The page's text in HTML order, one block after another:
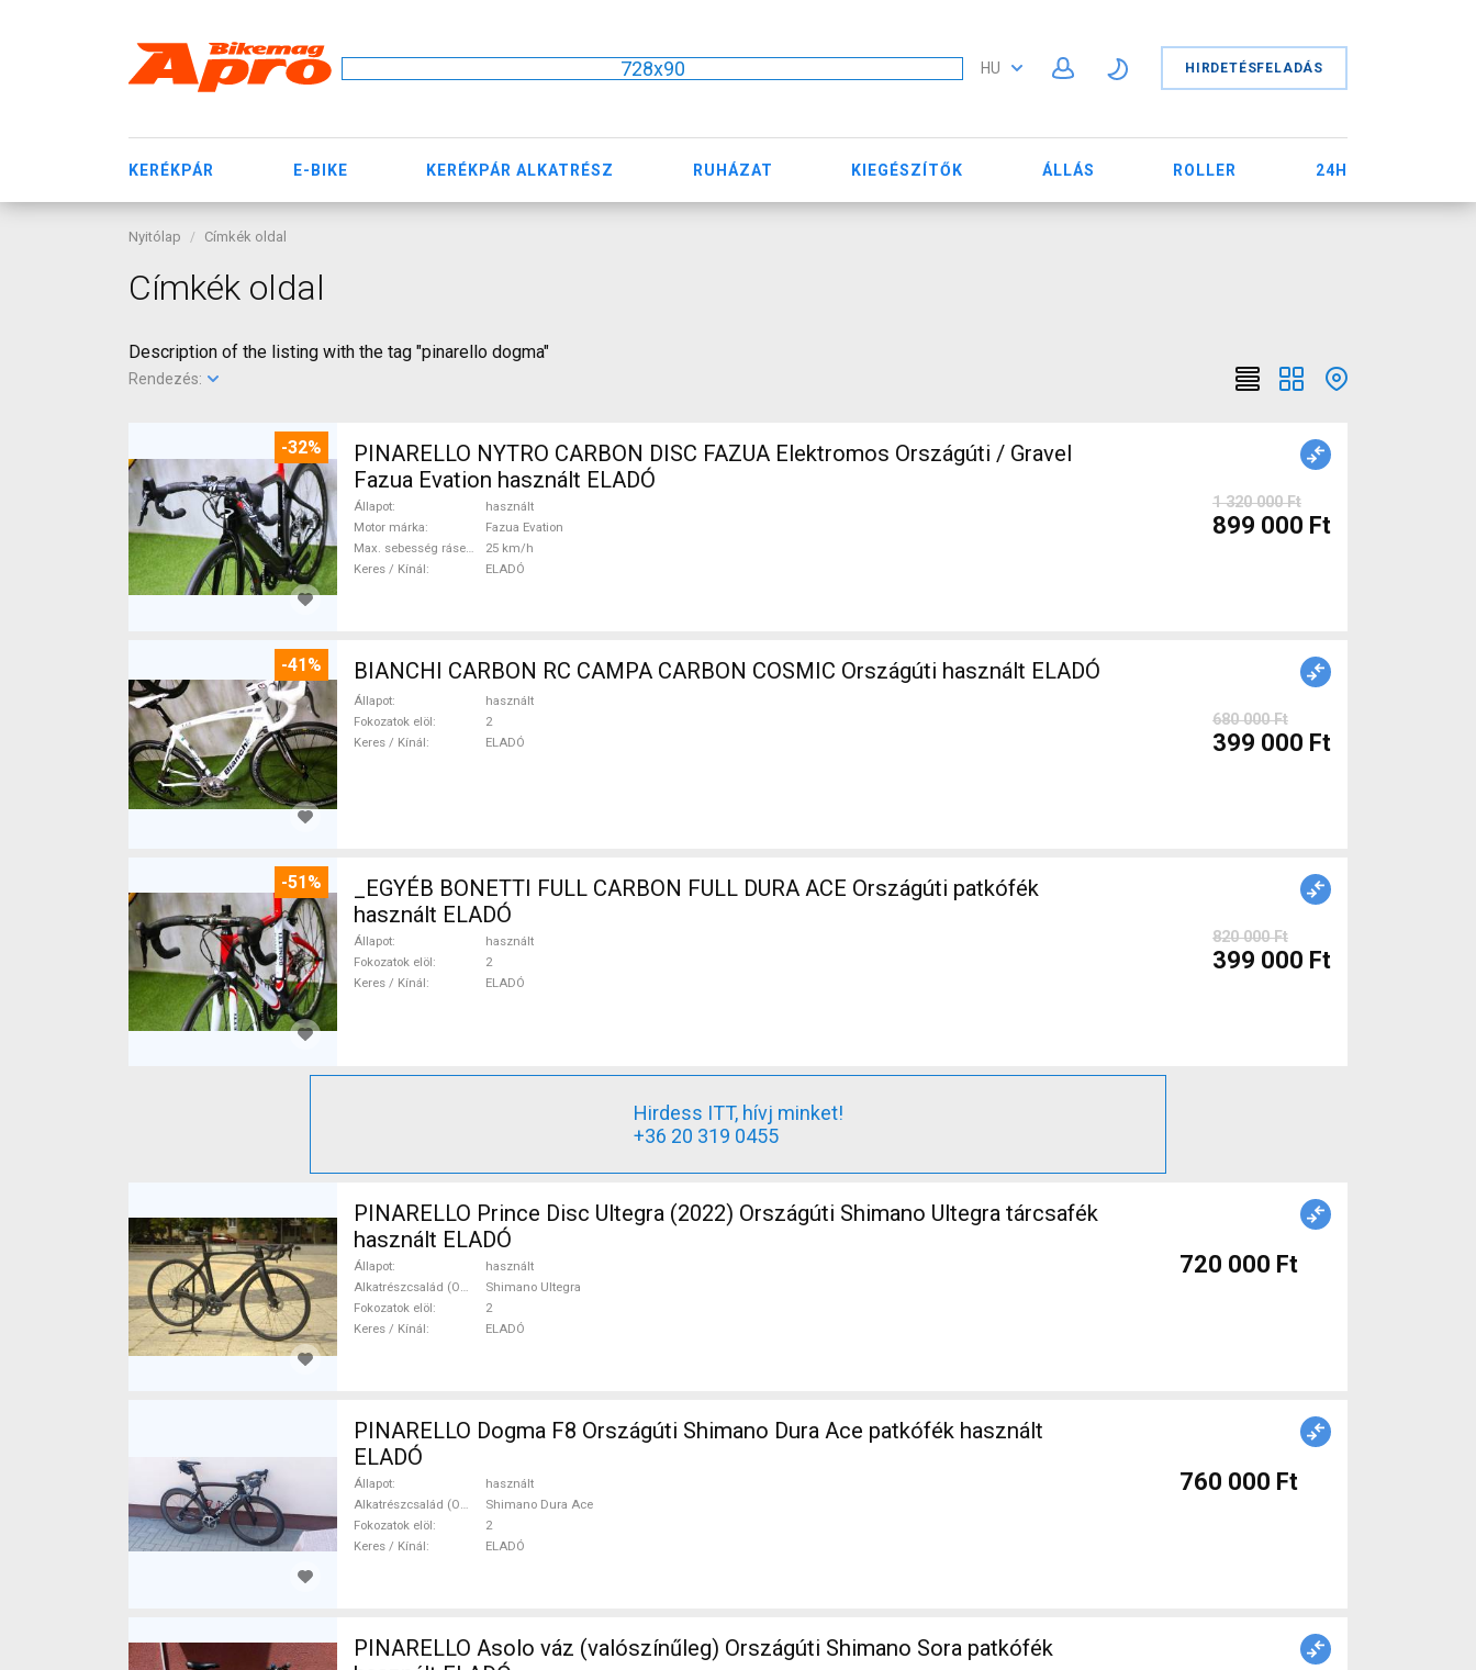
728x90 HU HIRDETÉSFELADÁS
KERÉKPÁR E-BIKE KERÉKPÁR ALKATRÉSZ RUHÁZAT KIEGÉSZÍTŐK ÁLLÁS ROLLER 24H
Nyitólap Címkék oldal
Címkék oldal
Description of the listing with the tag "pinarello dogma"
Rendezés:
-32%
PINARELLO NYTRO CARBON DISC FAZUA Elektromos Országúti / Gravel
Fazua Evation használt ELADÓ
Állapot
használt
Motor márka
Fazua Evation
Max. sebesség rásegítéssel
25 km/h
Keres / Kínál
ELADÓ
1 320 000 Ft
899 000 Ft
-41% BIANCHI CARBON RC CAMPA CARBON COSMIC Országúti használt ELADÓ
Állapot
használt
Fokozatok elöl
2
Keres / Kínál
ELADÓ
680 000 Ft
399 000 Ft
-51%
_EGYÉB BONETTI FULL CARBON FULL DURA ACE Országúti patkófék
használt ELADÓ
Állapot
használt
Fokozatok elöl
2
Keres / Kínál
ELADÓ
820 000 Ft
399 000 Ft
Hirdess ITT, hívj minket!
+36 20 319 0455
PINARELLO Prince Disc Ultegra (2022) Országúti Shimano Ultegra tárcsafék
használt ELADÓ
Állapot
használt
Alkatrészcsalád (Outi)
Shimano Ultegra
Fokozatok elöl
2
Keres / Kínál
ELADÓ
720 000 Ft
PINARELLO Dogma F8 Országúti Shimano Dura Ace patkófék használt
ELADÓ
Állapot
használt
Alkatrészcsalád (Outi)
Shimano Dura Ace
Fokozatok elöl
2
Keres / Kínál
ELADÓ
760 000 Ft
PINARELLO Asolo váz (valószínűleg) Országúti Shimano Sora patkófék